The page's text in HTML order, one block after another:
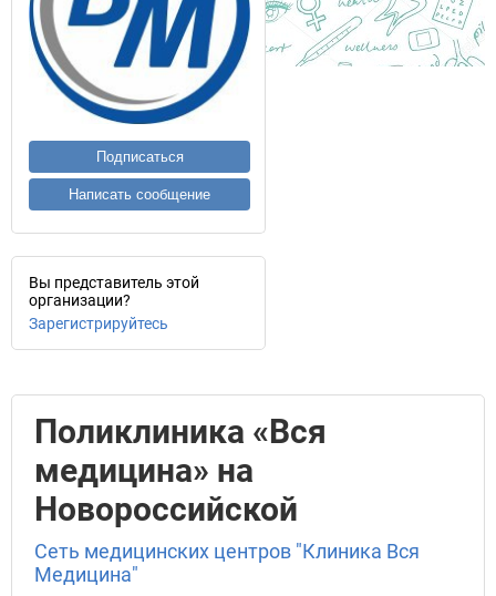
Подписаться
Написать сообщение
Вы представитель этой
организации?
Зарегистрируйтесь
Поликлиника «Вся
медицина» на
Новороссийской
Сеть медицинских центров "Клиника Вся
Медицина"